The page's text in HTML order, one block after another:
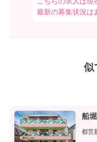
最新の募集状況は
似
船
都営